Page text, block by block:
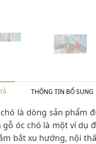
THÔNG TIN BỔ SUNG
là dòng sản phẩm
gỗ óc chó là một ví
bắt xu hướng, nội